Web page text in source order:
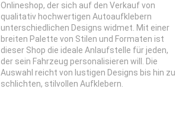
Onlineshop, der sich auf den Verkauf von
qualitativ hochwertigen Autoaufklebern
unterschiedlichen Designs widmet. Mit einer
breiten Palette von Stilen und Formaten ist
dieser Shop die ideale Anlaufstelle für jeden,
der sein Fahrzeug personalisieren will. Die
Auswahl reicht von lustigen Designs bis hin zu
schlichten, stilvollen Aufklebern.